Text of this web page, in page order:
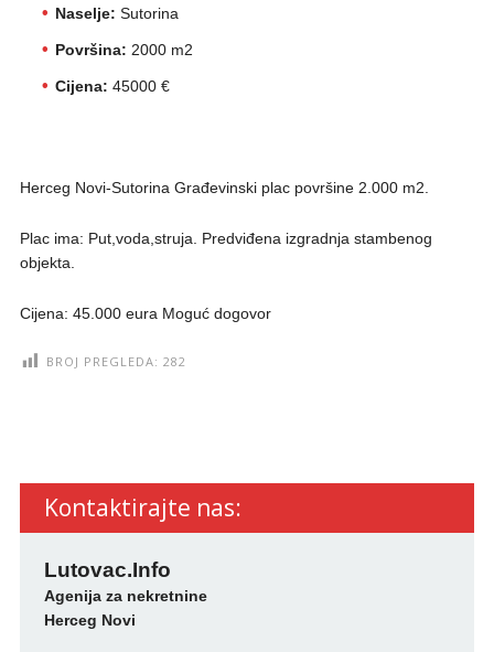
Naselje: Sutorina
Površina: 2000 m2
Cijena: 45000 €
Herceg Novi-Sutorina Građevinski plac površine 2.000 m2.
Plac ima: Put,voda,struja. Predviđena izgradnja stambenog
objekta.
Cijena: 45.000 eura Moguć dogovor
BROJ PREGLEDA: 282
Kontaktirajte nas:
Lutovac.Info
Agenija za nekretnine
Herceg Novi